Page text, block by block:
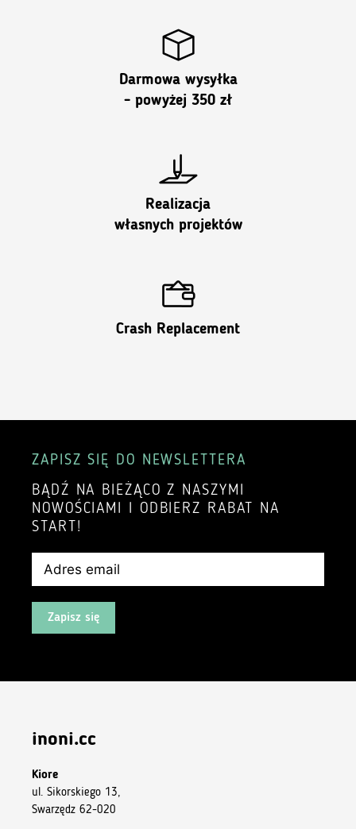
Darmowa wysyłka
- powyżej 350 zł
Realizacja
własnych projektów
Crash Replacement
ZAPISZ SIĘ DO NEWSLETTERA
BĄDŹ NA BIEŻĄCO Z NASZYMI
NOWOŚCIAMI I ODBIERZ RABAT NA
START!
Zapisz się
inoni.cc
Kiore
ul. Sikorskiego 13,
Swarzędz 62-020